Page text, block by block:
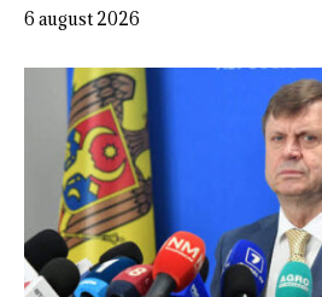
6 august 2026